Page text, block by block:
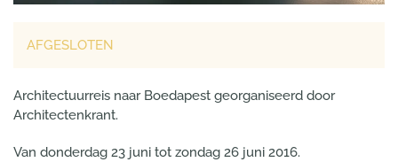
AFGESLOTEN
Architectuurreis naar Boedapest georganiseerd door
Architectenkrant.
Van donderdag 23 juni tot zondag 26 juni 2016.